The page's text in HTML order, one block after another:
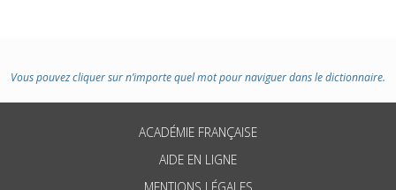
Vous pouvez cliquer sur n’importe quel mot pour naviguer dans le dictionnaire.
ACADÉMIE FRANÇAISE
AIDE EN LIGNE